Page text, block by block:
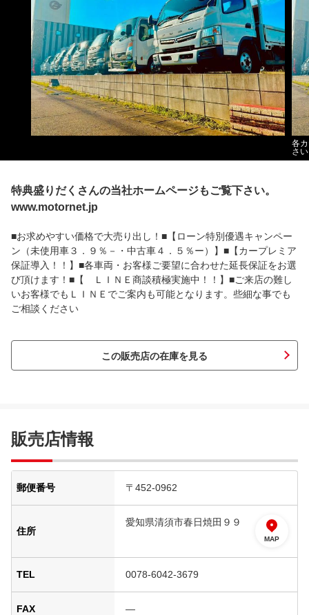
各
さ
特典盛りだくさんの当社ホームページもご覧下さい。
www.motornet.jp
■お求めやすい価格で大売り出し！■【ローン特別優遇キャンペー
ン（未使用車３．９％－・中古車４．５％ー）】■【カープレミア
保証導入！！】■各車両・お客様ご要望に合わせた延長保証をお選
び頂けます！■【 ＬＩＮＥ商談積極実施中！！】■ご来店の難し
いお客様でもＬＩＮＥでご案内も可能となります。些細な事でも
ご相談ください
この販売店の在庫を見る
販売店情報
郵便番号 〒452-0962
住所
愛知県清須市春日焼田９９
MAP
TEL 0078-6042-3679
FAX ―